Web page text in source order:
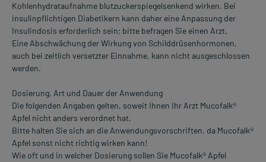
Kohlenhydrataufnahme blutzuckerspiegelsenkend wirken. Bei
insulinpflichtigen Diabetikern kann daher eine Anpassung der
Insulindosis erforderlich sein; bitte befragen Sie einen Arzt.
Eine Abschwächung der Wirkung von Schilddrüsenhormonen,
auch bei zeitlich versetzter Einnahme, kann nicht ausgeschlossen
werden.
Dosierung, Art und Dauer der Anwendung
Die folgenden Angaben gelten, soweit Ihnen Ihr Arzt Mucofalk®
Apfel nicht anders verordnet hat.
Bitte halten Sie sich an die Anwendungsvorschriften, da Mucofalk®
Apfel sonst nicht richtig wirken kann!
Wie oft und in welcher Dosierung sollen Sie Mucofalk® Apfel